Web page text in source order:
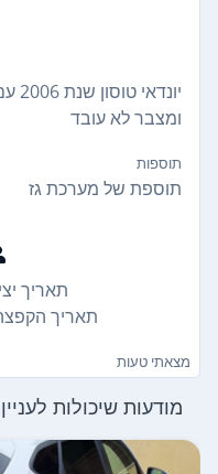
ומצבר לא עובד
תוספות
תוספת של מערכת גז
תאריך יצירה:
תאריך הקפצה
מצאתי טעות
מודעות שיכולות